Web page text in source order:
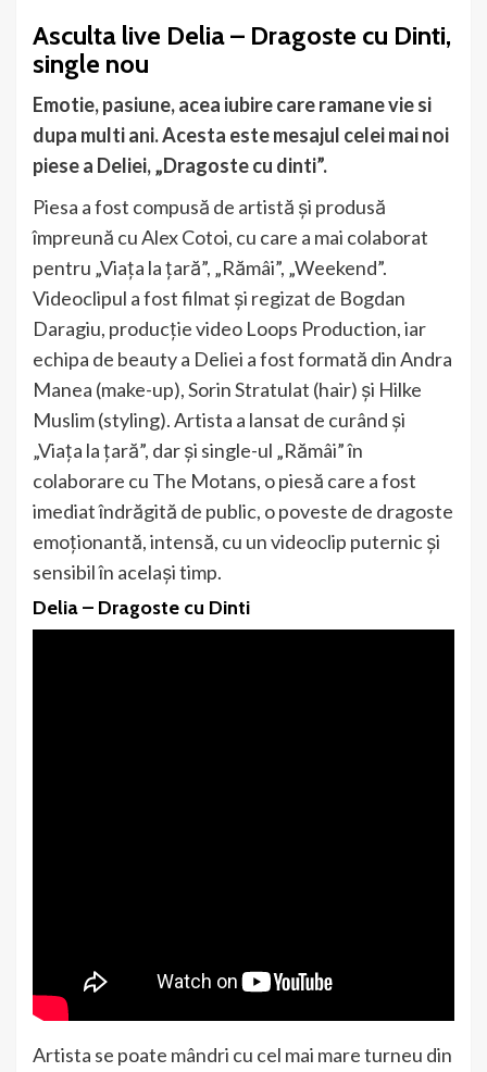
Asculta live Delia – Dragoste cu Dinti,
single nou
Emotie, pasiune, acea iubire care ramane vie si
dupa multi ani. Acesta este mesajul celei mai noi
piese a Deliei, „Dragoste cu dinti”.
Piesa a fost compusă de artistă și produsă
împreună cu Alex Cotoi, cu care a mai colaborat
pentru „Viața la țară”, „Rămâi”, „Weekend”.
Videoclipul a fost filmat și regizat de Bogdan
Daragiu, producție video Loops Production, iar
echipa de beauty a Deliei a fost formată din Andra
Manea (make-up), Sorin Stratulat (hair) și Hilke
Muslim (styling). Artista a lansat de curând și
„Viața la țară”, dar și single-ul „Rămâi” în
colaborare cu The Motans, o piesă care a fost
imediat îndrăgită de public, o poveste de dragoste
emoționantă, intensă, cu un videoclip puternic și
sensibil în același timp.
Delia – Dragoste cu Dinti
Artista se poate mândri cu cel mai mare turneu din